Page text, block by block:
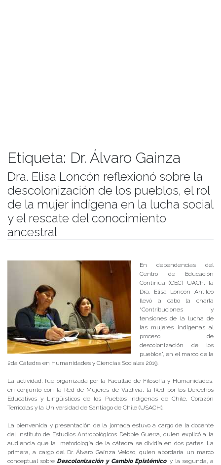
Etiqueta: Dr. Álvaro Gainza
Dra. Elisa Loncón reflexionó sobre la
descolonización de los pueblos, el rol
de la mujer indígena en la lucha social
y el rescate del conocimiento
ancestral
En dependencias del
Centro de Educación
Continua (CEC) UACh, la
Dra. Elisa Loncón Antileo
llevó a cabo la charla
“Contribuciones y
tensiones de la lucha de
las mujeres indígenas al
proceso de
descolonización de los
pueblos”, en el marco de la
2da Cátedra en Humanidades y Ciencias Sociales 2019.
La actividad, fue organizada por la Facultad de Filosofía y Humanidades,
en conjunto con la Red de Mujeres de Valdivia, la Red por los Derechos
Educativos y Lingüísticos de los Pueblos Indígenas de Chile, Corazón
Terrícolas y la Universidad de Santiago de Chile (USACH).
La bienvenida y presentación de la jornada estuvo a cargo de la docente
del Instituto de Estudios Antropológicos Debbie Guerra, quien explicó a la
audiencia que la metodología de la cátedra se dividía en dos partes. La
primera, a cargo del Dr. Álvaro Gaínza Veloso, quien abordaría un marco
conceptual sobre Descolonización y Cambio Epistémico, y la segunda, a